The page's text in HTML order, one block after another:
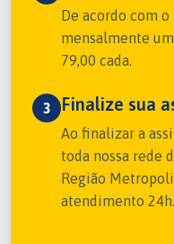
De acordo com
mensalmente
79,00 cada.
3 Finalize sua
Ao finalizar a
toda nossa rede
Região
atendimento 24h.